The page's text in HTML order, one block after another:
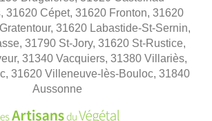
31620 Cépet, 31620 Fronton, 31620
31620 Labastide-St-Sernin,
31790 St-Jory, 31620 St-Rustice,
31340 Vacquiers, 31380 Villariès,
31620 Villeneuve-lès-Bouloc, 31840
Aussonne